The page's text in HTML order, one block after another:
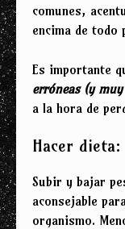
comunes,
encima de todo
Es importante
erróneas (y
a la hora de
Hacer dieta:
Subir y bajar
aconsejable
organismo.